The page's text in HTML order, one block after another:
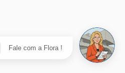
Fale com a Flora !